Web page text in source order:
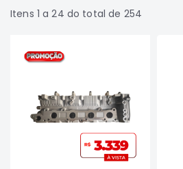
Motor
Filtros
Transmissão
Elétrica
Acessórios
Itens 1 a24 do total de 254